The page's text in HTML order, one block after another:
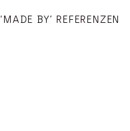
‘MADE BY’ REFERENZEN